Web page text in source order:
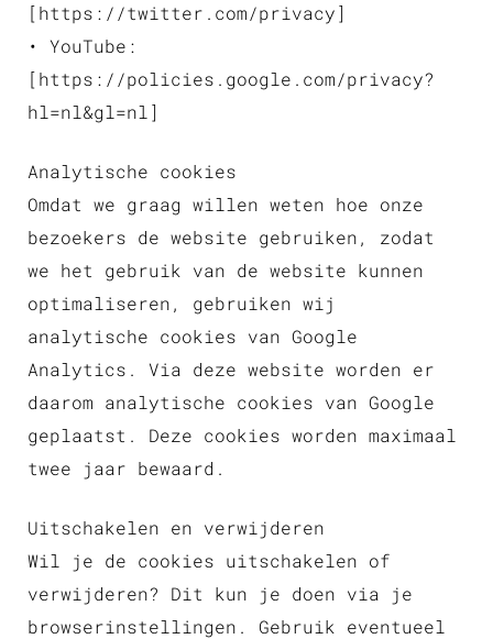
[https://twitter.com/privacy]
• YouTube:
[https://policies.google.com/privacy?
hl=nl&gl=nl]
Analytische cookies
Omdat we graag willen weten hoe onze
bezoekers de website gebruiken, zodat
we het gebruik van de website kunnen
optimaliseren, gebruiken wij
analytische cookies van Google
Analytics. Via deze website worden er
daarom analytische cookies van Google
geplaatst. Deze cookies worden maximaal
twee jaar bewaard.
Uitschakelen en verwijderen
Wil je de cookies uitschakelen of
verwijderen? Dit kun je doen via je
browserinstellingen. Gebruik eventueel